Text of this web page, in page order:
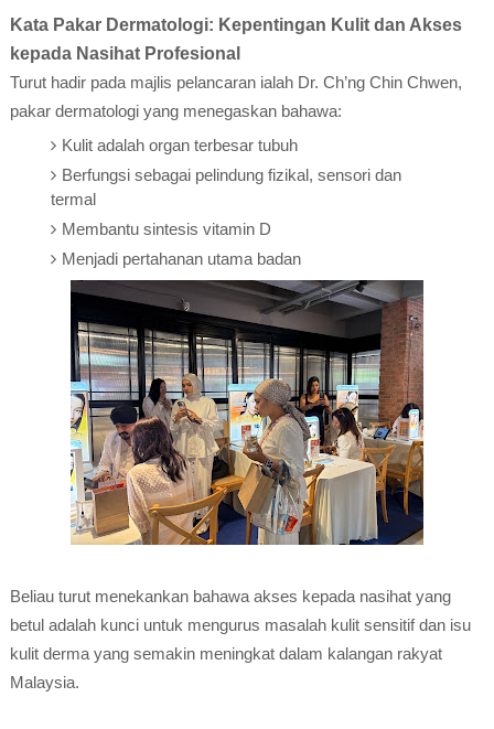
Kata Pakar Dermatologi: Kepentingan Kulit dan Akses
kepada Nasihat Profesional
Turut hadir pada majlis pelancaran ialah Dr. Ch’ng Chin Chwen,
pakar dermatologi yang menegaskan bahawa:
Kulit adalah organ terbesar tubuh
Berfungsi sebagai pelindung fizikal, sensori dan
termal
Membantu sintesis vitamin D
Menjadi pertahanan utama badan
Beliau turut menekankan bahawa akses kepada nasihat yang
betul adalah kunci untuk mengurus masalah kulit sensitif dan isu
kulit derma yang semakin meningkat dalam kalangan rakyat
Malaysia.